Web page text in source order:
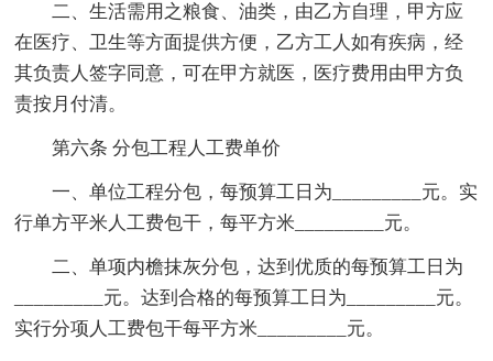
二、生活需用之粮食、油类，由乙方自理，甲方应
在医疗、卫生等方面提供方便，乙方工人如有疾病，经
其负责人签字同意，可在甲方就医，医疗费用由甲方负
责按月付清。
第六条 分包工程人工费单价
一、单位工程分包，每预算工日为_________元。实
行单方平米人工费包干，每平方米_________元。
二、单项内檐抹灰分包，达到优质的每预算工日为
_________元。达到合格的每预算工日为_________元。
实行分项人工费包干每平方米_________元。